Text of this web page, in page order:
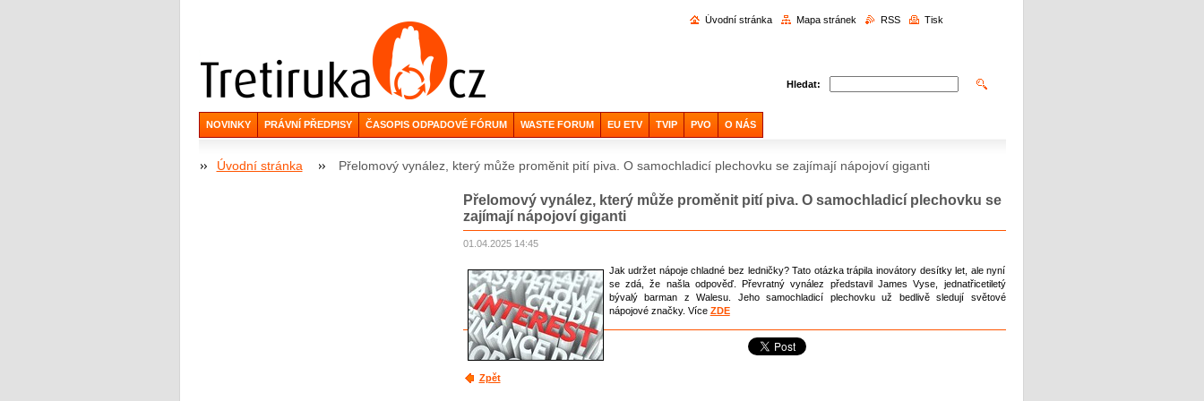
Hledat:
Úvodní stránka Mapa stránek RSS Tisk
NOVINKY PRÁVNÍ PŘEDPISY ČASOPIS ODPADOVÉ FÓRUM WASTE FORUM EU ETV TVIP PVO O NÁS
Úvodní stránka Přelomový vynález, který může proměnit pití piva. O samochladicí plechovku se zajímají nápojoví giganti
Přelomový vynález, který může proměnit pití piva. O samochladicí plechovku se
zajímají nápojoví giganti
01.04.2025 14:45
Jak udržet nápoje chladné bez ledničky? Tato otázka trápila inovátory desítky let, ale nyní
se zdá, že našla odpověď. Převratný vynález představil James Vyse, jednatřicetiletý
bývalý barman z Walesu. Jeho samochladicí plechovku už bedlivě sledují světové
nápojové značky. Více ZDE
Zpět